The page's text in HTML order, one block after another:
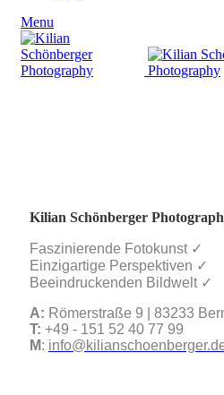
Menu
Kilian Schönberger
Faszinierende Fotokunst ✓
Einzigartige Perspektiven ✓
Beeindruckenden Bildwelt ✓
A: Römerstraße 9 | 83233
T: +49 - 151 52 40 77 99
M: